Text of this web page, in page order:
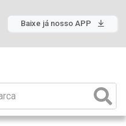
Baixe já nosso APP